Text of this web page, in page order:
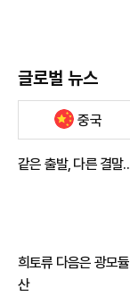
글로벌 뉴스
중국
같은 출발, 다른 결
희토류 다음은 광모
산